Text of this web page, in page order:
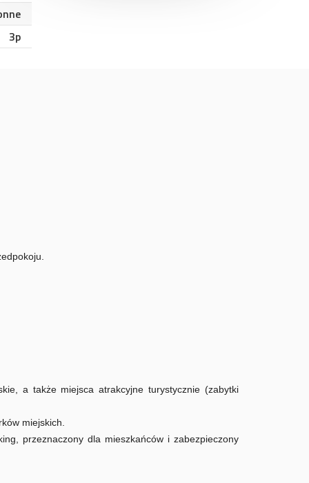
3p
a także miejsca atrakcyjne turystycznie (zabytki
miejskich.
przeznaczony dla mieszkańców i zabezpieczony